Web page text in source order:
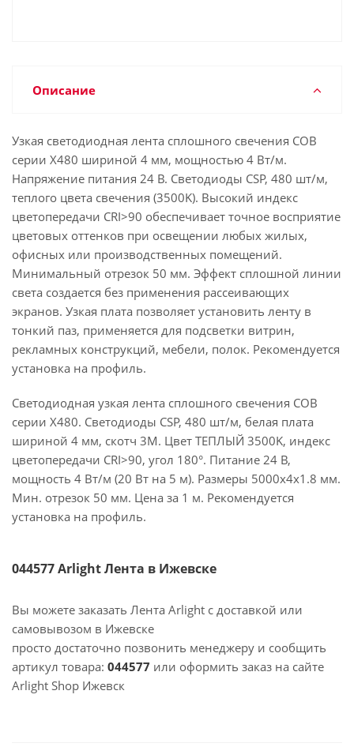
Описание
Узкая светодиодная лента сплошного свечения COB
серии X480 шириной 4 мм, мощностью 4 Вт/м.
Напряжение питания 24 В. Светодиоды CSP, 480 шт/м,
теплого цвета свечения (3500K). Высокий индекс
цветопередачи CRI>90 обеспечивает точное восприятие
цветовых оттенков при освещении любых жилых,
офисных или производственных помещений.
Минимальный отрезок 50 мм. Эффект сплошной линии
света создается без применения рассеивающих
экранов. Узкая плата позволяет установить ленту в
тонкий паз, применяется для подсветки витрин,
рекламных конструкций, мебели, полок. Рекомендуется
установка на профиль.
Светодиодная узкая лента сплошного свечения COB
серии X480. Светодиоды CSP, 480 шт/м, белая плата
шириной 4 мм, скотч 3M. Цвет ТЕПЛЫЙ 3500K, индекс
цветопередачи CRI>90, угол 180°. Питание 24 В,
мощность 4 Вт/м (20 Вт на 5 м). Размеры 5000х4х1.8 мм.
Мин. отрезок 50 мм. Цена за 1 м. Рекомендуется
установка на профиль.
044577 Arlight Лента в Ижевске
Вы можете заказать Лента Arlight с доставкой или
самовывозом в Ижевске
просто достаточно позвонить менеджеру и сообщить
артикул товара: 044577 или оформить заказ на сайте
Arlight Shop Ижевск